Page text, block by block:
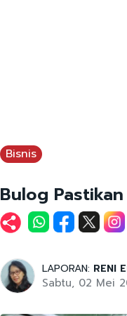
Bisnis
Bulog
LAPORAN: RENI
Sabtu, 02 Mei